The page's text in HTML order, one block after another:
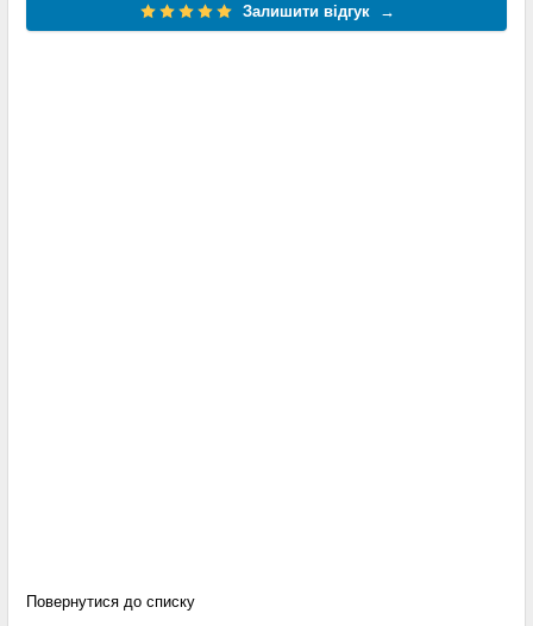
Залишити відгук →
Повернутися до списку